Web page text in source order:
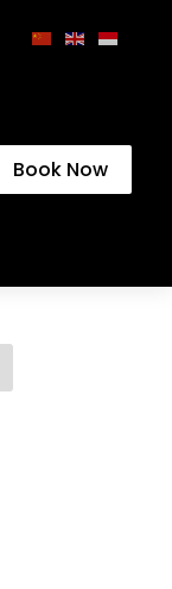
Book Now